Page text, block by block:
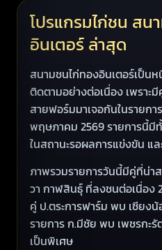
โปรแกรมไก่ชน สน
อินเตอร์ ล่าสุด
สนามชนไก่ทองอินเตอร์เป็น
ติดตามอย่างต่อเนื่อง เพราะ
สายฟอร์มมาเจอกันในรายกา
พฤษภาคม 2569 รายการนี้
ในสถานะรอผลการแข่งขัน แ
ภาพรวมรายการวันนี้มีคู่ที่น่
วา กาฬสินธุ์ ที่ลงชนต่อเนื่อง
คู่ ป.ตระการฟาร์ม พบ เซียง
รายการ ก.มีชัย พบ เพชรกะ
เป็นพิเศษ